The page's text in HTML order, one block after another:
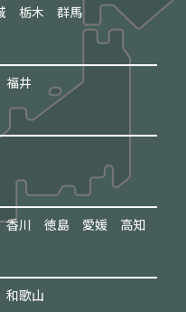
栃木 群馬
福井
香川 徳島 愛媛 高知
和歌山